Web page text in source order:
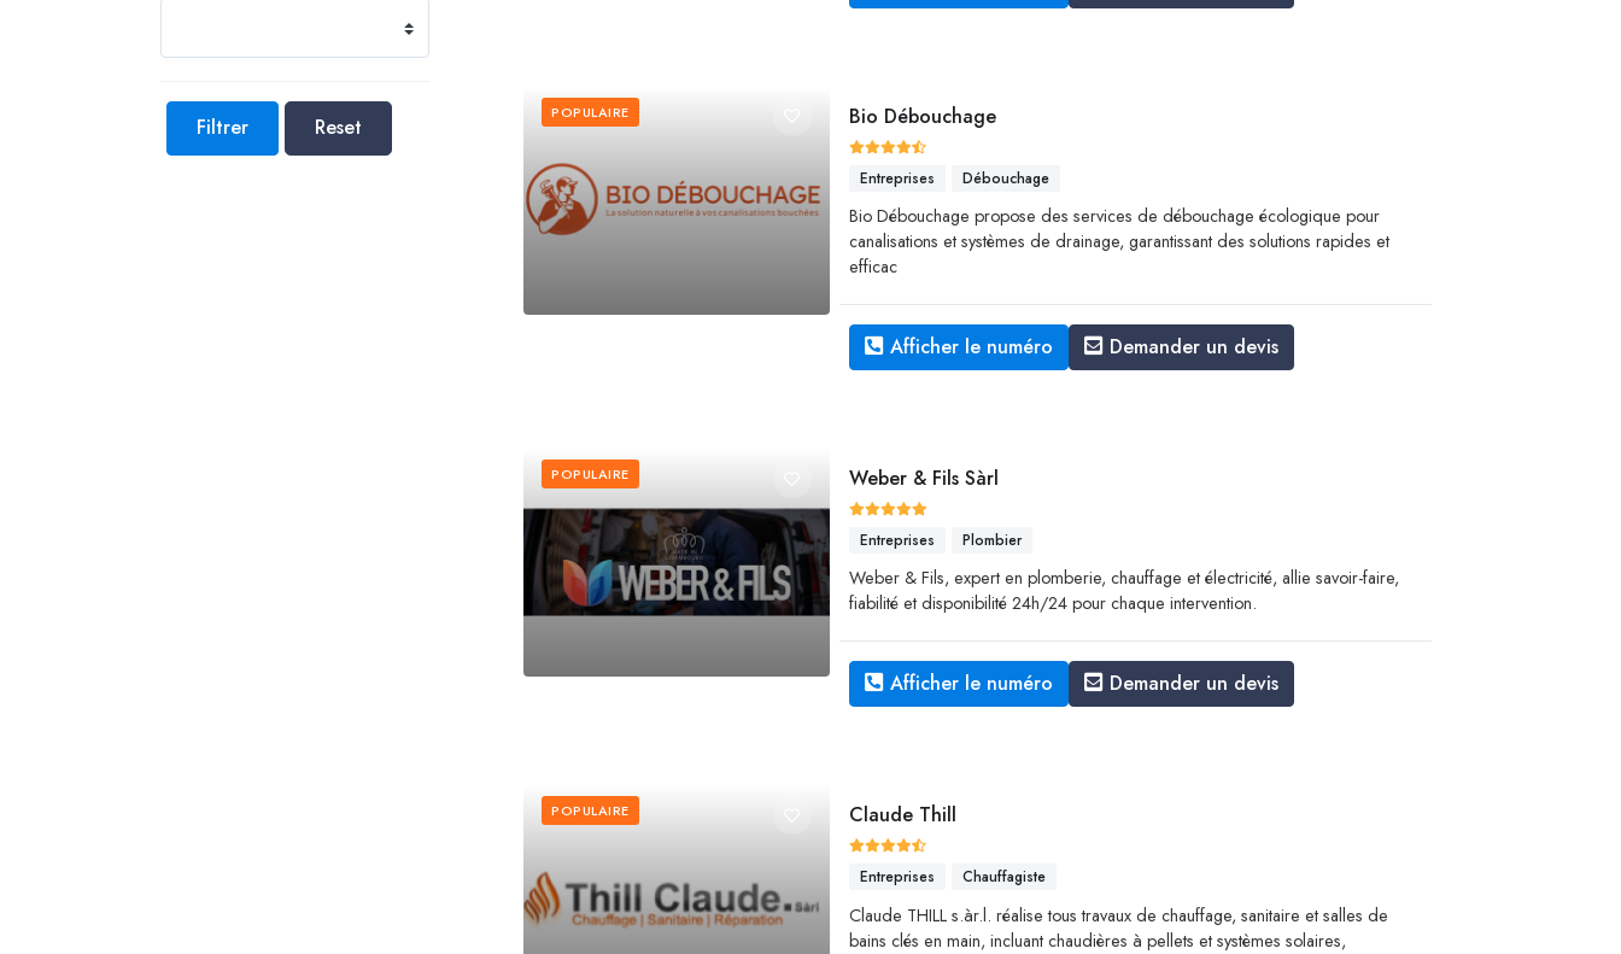
Filtrer Reset
POPULAIRE Bio Débouchage
Entreprises Débouchage
Bio Débouchage propose des services de débouchage écologique pour
canalisations et systèmes de drainage, garantissant des solutions rapides et
efficac
Afficher le numéro Demander un devis
POPULAIRE Weber & Fils Sàrl
Entreprises Plombier
Weber & Fils, expert en plomberie, chauffage et électricité, allie savoir-faire,
fiabilité et disponibilité 24h/24 pour chaque intervention.
Afficher le numéro Demander un devis
POPULAIRE Claude Thill
Entreprises Chauffagiste
Claude THILL s.àr.l. réalise tous travaux de chauffage, sanitaire et salles de
bains clés en main, incluant chaudières à pellets et systèmes solaires,